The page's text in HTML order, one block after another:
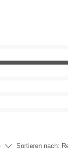
Sortieren nach: